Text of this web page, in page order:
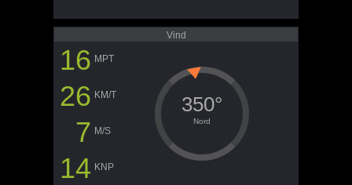
Vind
16 MPT
26 KM/T
7 M/S
14 KNP
350°
Nord